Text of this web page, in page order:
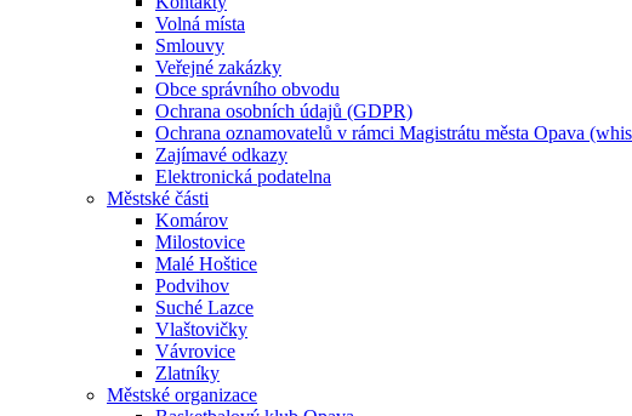
Volná místa
Smlouvy
Veřejné zakázky
Obce správního obvodu
Ochrana osobních údajů (GDPR)
Ochrana oznamovatelů v rámci Magistrátu města Opava
Zajímavé odkazy
Elektronická podatelna
Městské části
Komárov
Milostovice
Malé Hoštice
Podvihov
Suché Lazce
Vlaštovičky
Vávrovice
Zlatníky
Městské organizace